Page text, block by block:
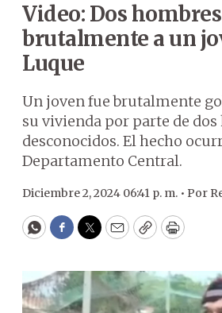
Video: Dos
brutalmente a un
Luque
Un joven fue brutalmente
su vivienda por parte de
desconocidos. El hecho
Departamento Central.
Diciembre 2, 2024 06:41 p. m. • Por
WhatsApp
Facebook
Twitter
EmailCopyPrint